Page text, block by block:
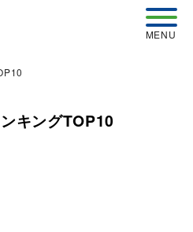
キングTOP10